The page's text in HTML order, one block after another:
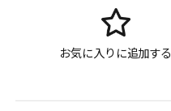
お気に入りに追加する